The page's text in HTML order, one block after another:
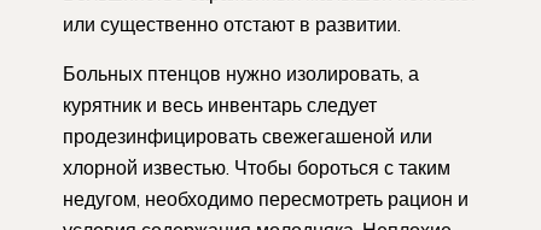
или существенно отстают в развитии.
Больных птенцов нужно изолировать, а
курятник и весь инвентарь следует
продезинфицировать свежегашеной или
хлорной известью. Чтобы бороться с таким
недугом, необходимо пересмотреть рацион и